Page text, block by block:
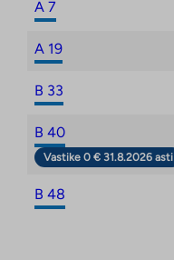
A 7
A 19
B 33
B 40
Vastike 0 € 31.8.2026 asti
B 48